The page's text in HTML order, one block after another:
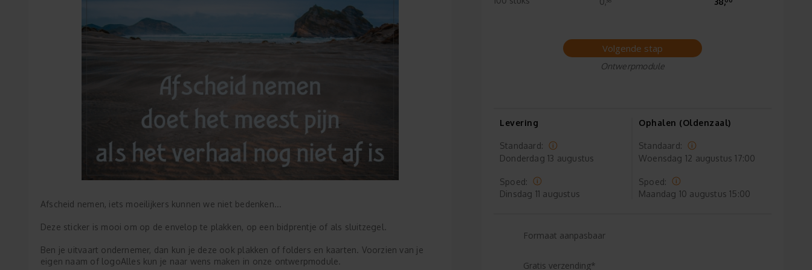
Afscheid nemen, iets moeilijkers kunnen we niet bedenken...
Deze sticker is mooi om op de envelop te plakken, op een bidprentje of als sluitzegel.
Ben je uitvaart ondernemer, dan kun je deze ook plakken of folders en kaarten. Voorzien van je
eigen naam of logoAlles kun je naar wens maken in onze ontwerpmodule.
Volgende stap
Ontwerpmodule
Levering
Standaard:
Donderdag 13 augustus
Spoed:
Dinsdag 11 augustus
Ophalen (Oldenzaal)
Standaard:
Woensdag 12 augustus 17:00
Spoed:
Maandag 10 augustus 15:00
Formaat aanpasbaar
Gratis verzending*